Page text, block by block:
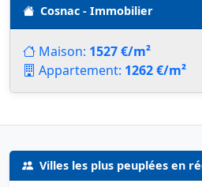
Cosnac - Immobilier
Maison: 1527 €/m²
Appartement: 1262 €/m²
Villes les plus peuplées en